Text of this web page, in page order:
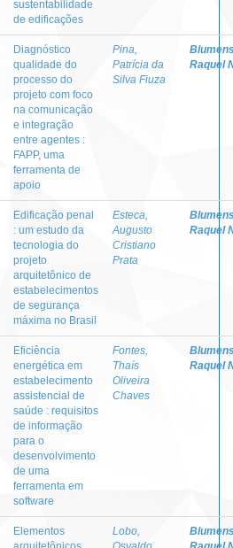
sustentabilidade
de edificações
Diagnóstico
qualidade do
processo do
projeto com foco
na comunicação
e integração
entre agentes :
FAPP, uma
ferramenta de
apoio
Pina,
Patrícia da
Silva Fiuza
Raquel
Edificação penal
: um estudo da
tecnologia do
projeto
arquitetônico de
estabelecimentos
de segurança
máxima no Brasil
Esteca,
Augusto
Cristiano
Prata
Raquel
Eficiência
energética em
estabelecimento
assistencial de
saúde : requisitos
de informação
para o
desenvolvimento
de uma
ferramenta em
software
Fontes,
Thaís
Oliveira
Chaves
Raquel
Elementos
Lobo,